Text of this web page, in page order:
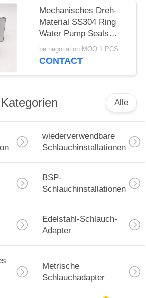
Mechanisches Dreh-
Material SS304 Ring
Water Pump Seals
12mm
be negotiation MOQ:1 PCS
CONTACT
Alle
wiederverwendbare
Schlauchinstallationen
BSP-
Schlauchinstallationen
Edelstahl-Schlauch-
Adapter
Metrische
Schlauchadapter